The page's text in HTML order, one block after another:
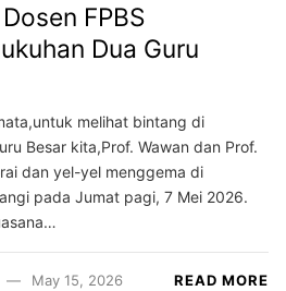
FPBS
Dua Guru
melihat bintang di
Besar kita,Prof. Wawan dan Prof.
dan yel-yel menggema di
pada Jumat pagi, 7 Mei 2026.
May 15, 2026 READ MORE